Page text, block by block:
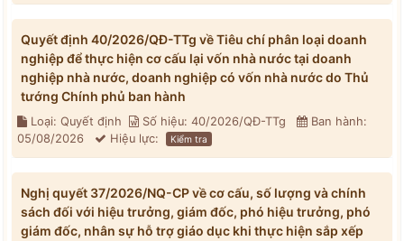
Quyết định 40/2026/QĐ-TTg về Tiêu chí phân loại doanh
nghiệp để thực hiện cơ cấu lại vốn nhà nước tại doanh
nghiệp nhà nước, doanh nghiệp có vốn nhà nước do Thủ
tướng Chính phủ ban hành
Loại: Quyết định Số hiệu: 40/2026/QĐ-TTg
Ban hành:
05/08/2026
Hiệu lực: Kiểm tra
Nghị quyết 37/2026/NQ-CP về cơ cấu, số lượng và chính
sách đối với hiệu trưởng, giám đốc, phó hiệu trưởng, phó
giám đốc, nhân sự hỗ trợ giáo dục khi thực hiện sắp xếp